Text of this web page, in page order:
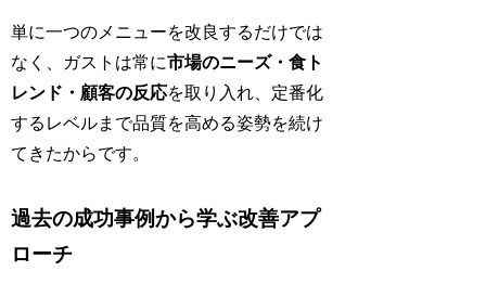
単に一つのメニューを改良するだけでは
なく、ガストは常に市場のニーズ・食ト
レンド・顧客の反応を取り入れ、定番化
するレベルまで品質を高める姿勢を続け
てきたからです。
過去の成功事例から学ぶ改善アプ
ローチ